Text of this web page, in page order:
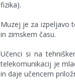
fizika).
Muzej je za izpeljavo
in zimskem času.
Učenci si na
telekomunikacij je
in daje učencem